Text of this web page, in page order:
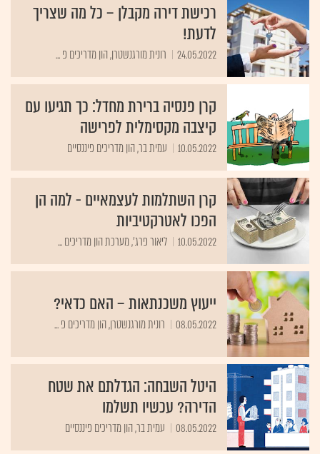
רכישת דירה מקבלן – כל מה שצריך
לדעת!
24.05.2022 רונית מורגנשטרן, הון מדריכים פ ...
קרן פנסיה ברירת מחדל: כך תגיעו עם
קיצבה מקסימלית לפרישה
10.05.2022 עמית בר, הון מדריכים פיננסיים
קרן השתלמות לעצמאיים - למה הן
הפכו לאטרקטיביות
10.05.2022 ליאור פרג', מערכת הון מדריכים ...
ייעוץ משכנתאות – האם כדאי?
08.05.2022 רונית מורגנשטרן, הון מדריכים פ ...
היטל השבחה: הגדלתם את שטח
הדירה? עכשיו תשלמו
08.05.2022 עמית בר, הון מדריכים פיננסיים